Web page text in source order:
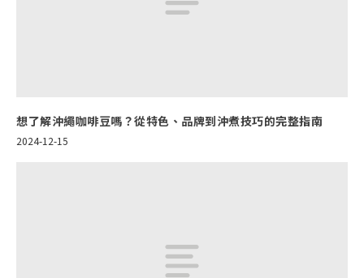
想了解沖繩咖啡豆嗎？從特色、品牌到沖煮技巧的完整指南
2024-12-15